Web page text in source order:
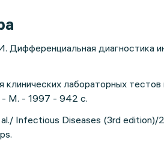
Дифференциальная диагностика
клинических лабораторных
М. - 1997 - 942 с.
al./ Infectious Diseases (3rd